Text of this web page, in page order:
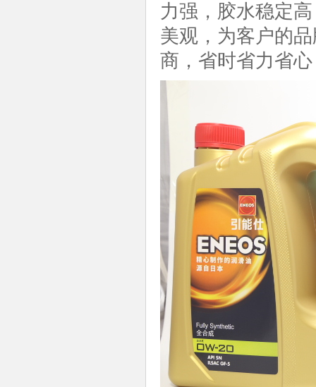
力强，胶水稳定
美观，为客户的
商，省时省力省